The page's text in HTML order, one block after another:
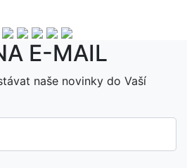
E-MAIL
naše novinky do Vaší